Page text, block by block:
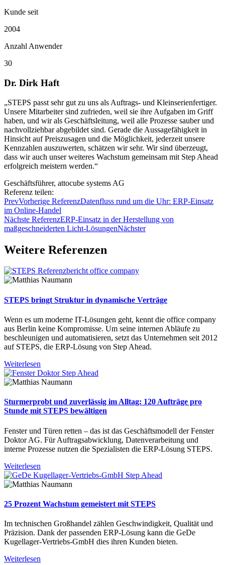
Kunde seit
2004
Anzahl Anwender
30
Dr. Dirk Haft
„STEPS passt sehr gut zu uns als Auftrags- und Kleinserienfertiger.
Unsere Mitarbeiter sind zufrieden, weil sie ihre Aufgaben im Griff
haben, und wir als Geschäftsleitung, weil alle Prozesse sauber und
nachvollziehbar abgebildet sind. Gerade die Aussagefähigkeit in
Hinsicht auf Preiszusagen und die Möglichkeit, jederzeit unsere
Kennzahlen auszuwerten, schätzen wir sehr. Wir sind überzeugt,
dass wir auch unser weiteres Wachstum gemeinsam mit Step Ahead
erfolgreich meistern werden.“
Geschäftsführer, attocube systems AG
Referenz teilen:
PrevVorherige ReferenzDatenfluss rund um die Uhr: ERP-Einsatz
im Online-Handel
Nächste ReferenzERP-Einsatz in der Herstellung von
maßgeschneiderten Licht-LösungenNächster
Weitere Referenzen
STEPS bringt Struktur in dynamische Verträge
Wenn es um moderne IT-Lösungen geht, kennt die office company
aus Berlin keine Kompromisse. Um seine internen Abläufe zu
beschleunigen und automatisieren, setzt das Unternehmen seit 2012
auf STEPS, die ERP-Lösung von Step Ahead.
Weiterlesen
Sturmerprobt und zuverlässig im Alltag: 120 Aufträge pro
Stunde mit STEPS bewältigen
Fenster und Türen retten – das ist das Geschäftsmodell der Fenster
Doktor AG. Für Auftragsabwicklung, Datenverarbeitung und
interne Prozesse nutzen die Spezialisten die ERP-Lösung STEPS.
Weiterlesen
25 Prozent Wachstum gemeistert mit STEPS
Im technischen Großhandel zählen Geschwindigkeit, Qualität und
Präzision. Dank der passenden ERP-Lösung kann die GeDe
Kugellager-Vertriebs-GmbH dies ihren Kunden bieten.
Weiterlesen